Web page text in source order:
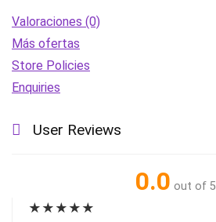
|
importado
de
USA
Valoraciones (0)
Más ofertas
Store Policies
Enquiries
User Reviews
0.0 out of 5
★ ★ ★ ★ ★